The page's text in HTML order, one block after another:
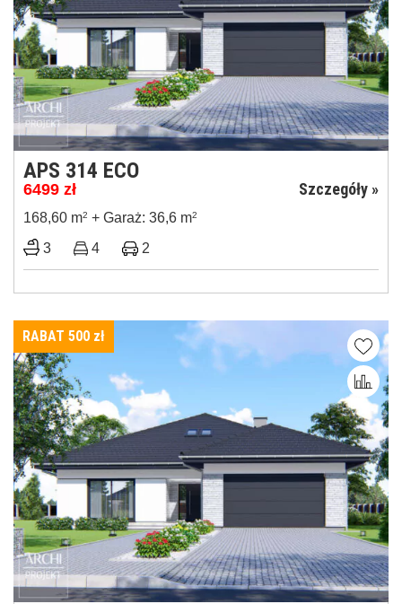
APS 314 ECO
6499 zł Szczegóły »
168,60 m2 + Garaż: 36,6 m2
3 4 2
RABAT 500 zł